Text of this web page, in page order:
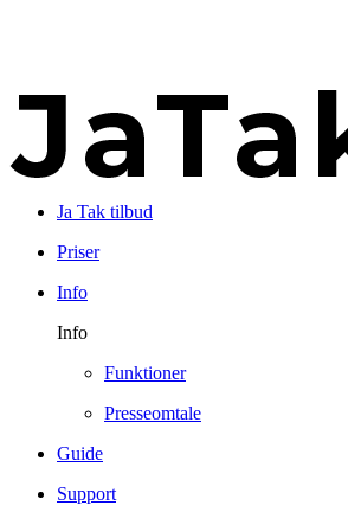
Ja Tak tilbud
Priser
Info
Info
Funktioner
Presseomtale
Guide
Support